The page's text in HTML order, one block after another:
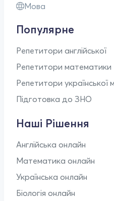
Мова
Популярне
Репетитори англійської
Репетитори математики
Репетитори української
Підготовка до ЗНО
Наші Рішення
Англійська онлайн
Математика онлайн
Українська онлайн
Біологія онлайн